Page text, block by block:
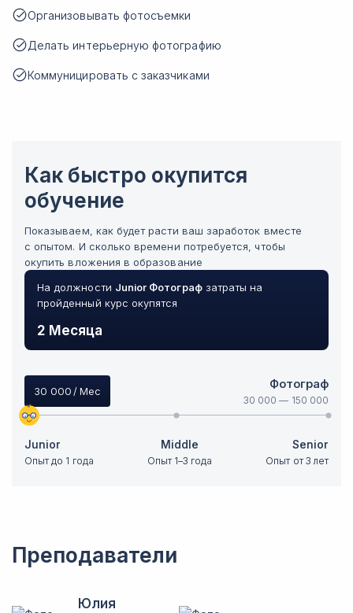
Организовывать фотосъемки
Делать интерьерную фотографию
Коммуницировать с заказчиками
Как быстро окупится
обучение
Показываем, как будет расти ваш заработок вместе
с опытом. И сколько времени потребуется, чтобы
окупить вложения в образование
На должности Junior Фотографзатраты на
пройденный курс окупятся
2 Месяца
30 000 / Мес Фотограф
30 000 — 150 000
Junior
Опыт до 1 года
Middle
Опыт 1–3 года
Senior
Опыт от 3 лет
Преподаватели
Юлия